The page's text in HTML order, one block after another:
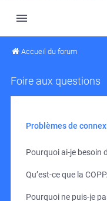
Accueil du forum
Foire aux questions
Problèmes de
Pourquoi ai-je besoin
Qu’est-ce que la
Pourquoi ne puis-je